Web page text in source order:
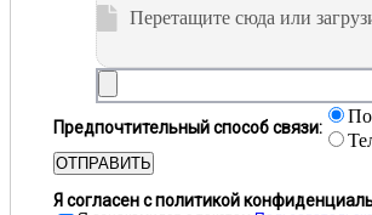
Перетащите сюда или
Предпочтительный способ связи:
ОТПРАВИТЬ
Я согласен с политикой